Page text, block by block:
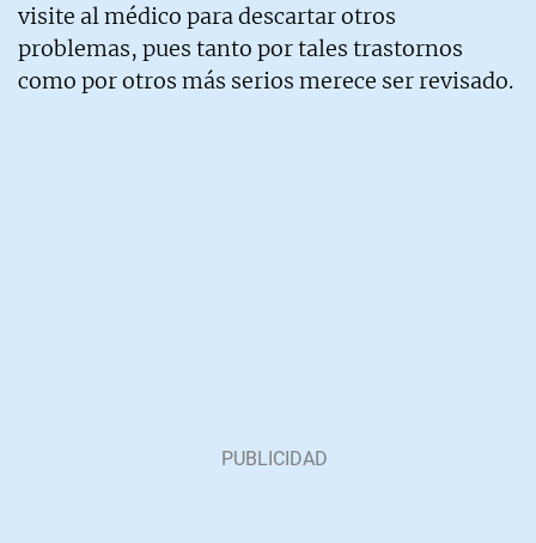
visite al médico para descartar otros
problemas, pues tanto por tales trastornos
como por otros más serios merece ser revisado.